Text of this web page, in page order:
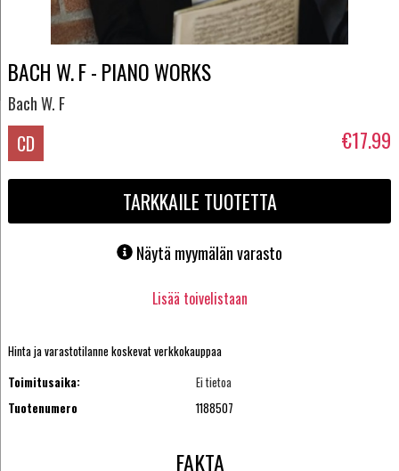
BACH W. F - PIANO WORKS
Bach W. F
CD €17.99
TARKKAILE TUOTETTA
Näytä myymälän varasto
Lisää toivelistaan
Hinta ja varastotilanne koskevat verkkokauppaa
Toimitusaika:
Ei tietoa
Tuotenumero
1188507
FAKTA